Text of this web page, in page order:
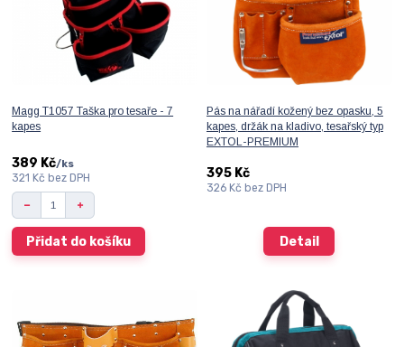
Magg T1057 Taška pro tesaře - 7
kapes
389 Kč/ks
321 Kč bez DPH
Přidat do košíku
Pás na nářadí kožený bez opasku, 5
kapes, držák na kladivo, tesařský typ
EXTOL-PREMIUM
395 Kč
326 Kč bez DPH
Detail